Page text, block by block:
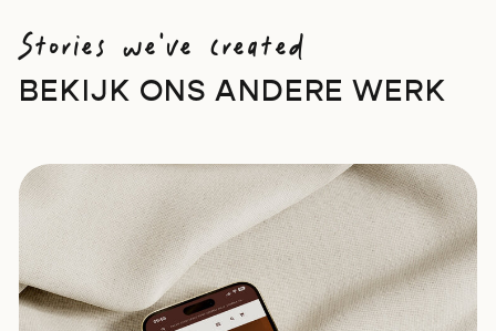
BEKIJK ONS ANDERE WERK
Stories we've created